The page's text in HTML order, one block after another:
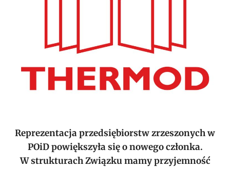
Reprezentacja przedsiębiorstw zrzeszonych w
POiD powiększyła się o nowego członka.
W strukturach Związku mamy przyjemność